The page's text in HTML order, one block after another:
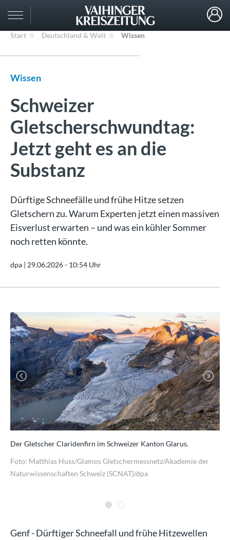
Start Deutschland & Welt Wissen
Wissen
Schweizer
Gletscherschwundtag:
Jetzt geht es an die
Substanz
Dürftige Schneefälle und frühe Hitze setzen
Gletschern zu. Warum Experten jetzt einen massiven
Eisverlust erwarten – und was ein kühler Sommer
noch retten könnte.
dpa | 29.06.2026 - 10:54 Uhr
Der Gletscher Claridenfirn im Schweizer Kanton Glarus.
Foto: Matthias Huss/Glamos Gletschermessnetz/Akademie der
Naturwissenschaften Schweiz (SCNAT)/dpa
Previous
Next
Genf - Dürftiger Schneefall und frühe Hitzewellen